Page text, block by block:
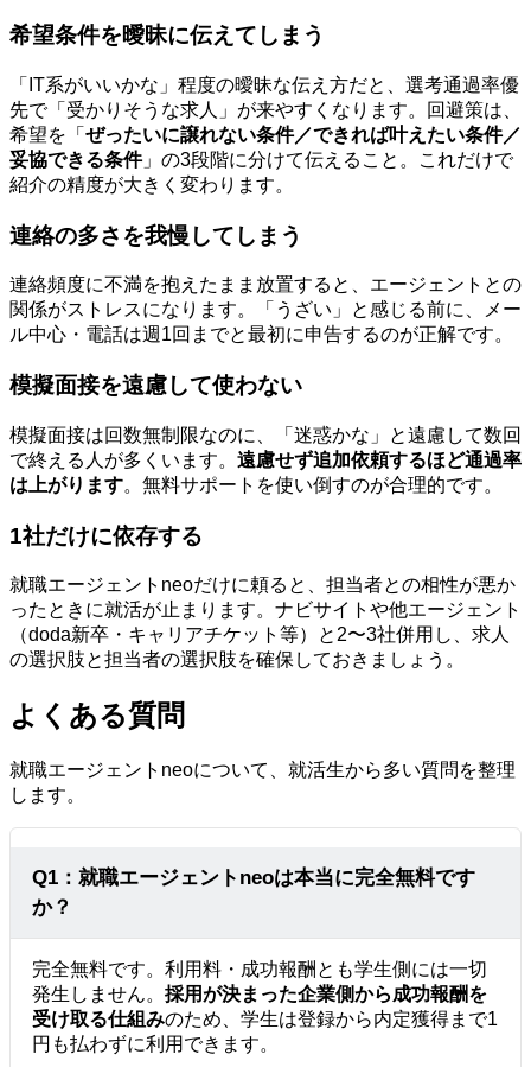
希望条件を曖昧に伝えてしまう
「IT系がいいかな」程度の曖昧な伝え方だと、選考通過率優
先で「受かりそうな求人」が来やすくなります。回避策は、
希望を「 ぜったいに譲れない条件／できれば叶えたい条件／
妥協できる条件」の3段階に分けて伝えること。これだけで
紹介の精度が大きく変わります。
連絡の多さを我慢してしまう
連絡頻度に不満を抱えたまま放置すると、エージェントとの
関係がストレスになります。「うざい」と感じる前に、メー
ル中心・電話は週1回までと最初に申告するのが正解です。
模擬面接を遠慮して使わない
模擬面接は回数無制限なのに、「迷惑かな」と遠慮して数回
で終える人が多くいます。 遠慮せず追加依頼するほど通過率
は上がります。無料サポートを使い倒すのが合理的です。
1社だけに依存する
就職エージェントneoだけに頼ると、担当者との相性が悪か
ったときに就活が止まります。ナビサイトや他エージェント
（doda新卒・キャリアチケット等）と2〜3社併用し、求人
の選択肢と担当者の選択肢を確保しておきましょう。
よくある質問
就職エージェントneoについて、就活生から多い質問を整理
します。
Q1：就職エージェントneoは本当に完全無料です
か？
完全無料です。利用料・成功報酬とも学生側には一切
発生しません。 採用が決まった企業側から成功報酬を
受け取る仕組みのため、学生は登録から内定獲得まで1
円も払わずに利用できます。